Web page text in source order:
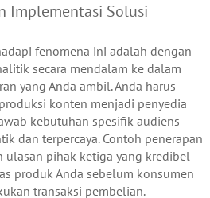
Implementasi Solusi
fenomena ini adalah dengan
secara mendalam ke dalam
yang Anda ambil. Anda harus
konten menjadi penyedia
kebutuhan spesifik audiens
dan terpercaya. Contoh penerapan
ulasan pihak ketiga yang kredibel
produk Anda sebelum konsumen
transaksi pembelian.